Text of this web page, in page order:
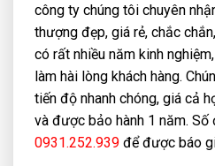
công ty chúng tôi chuyên
thượng đẹp, giá rẻ, chắc
có rất nhiều năm kinh
làm hài lòng khách hàng.
tiến độ nhanh chóng, giá cả
và được bảo hành 1 năm. Số
0931.252.939 để được báo